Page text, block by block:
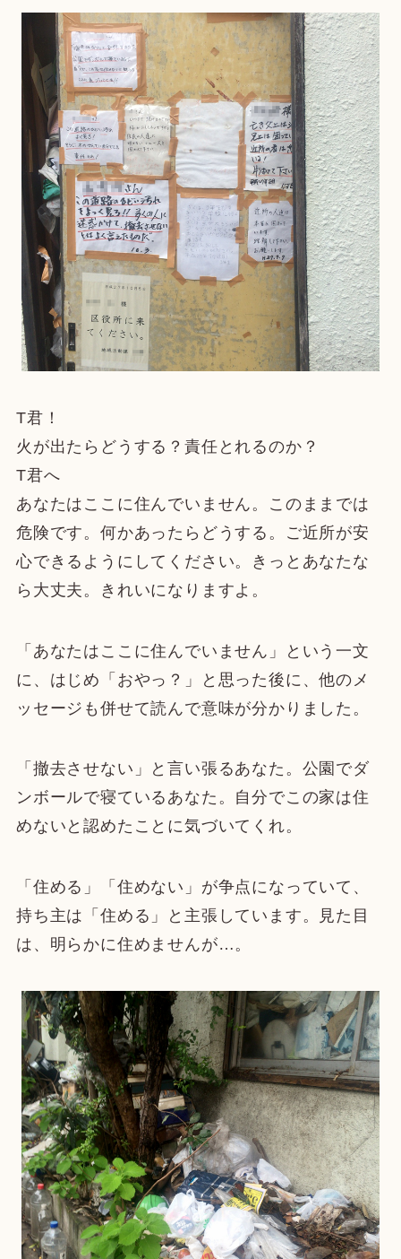
T君！
火が出たらどうする？責任とれるのか？
T君へ
あなたはここに住んでいません。このままでは
危険です。何かあったらどうする。ご近所が安
心できるようにしてください。きっとあなたな
ら大丈夫。きれいになりますよ。
「あなたはここに住んでいません」という一文
に、はじめ「おやっ？」と思った後に、他のメ
ッセージも併せて読んで意味が分かりました。
「撤去させない」と言い張るあなた。公園でダ
ンボールで寝ているあなた。自分でこの家は住
めないと認めたことに気づいてくれ。
「住める」「住めない」が争点になっていて、
持ち主は「住める」と主張しています。見た目
は、明らかに住めませんが…。